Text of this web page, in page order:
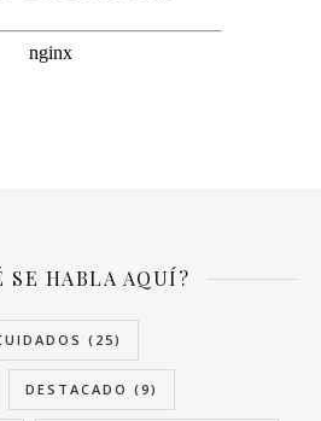
SE HABLA AQUÍ?
(25)
DESTACADO (9)